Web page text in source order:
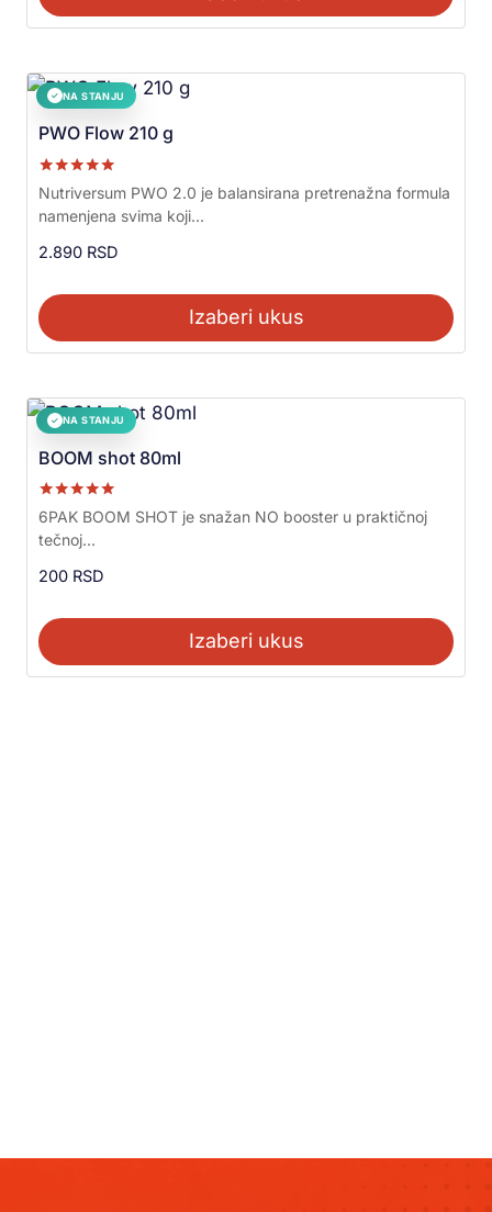
✓ NA STANJU
PWO Flow 210 g
Ocenjeno sa
5.00
od 5
Nutriversum PWO 2.0 je balansirana pretrenažna formula
namenjena svima koji...
2.890 RSD
Izaberi ukus
✓ NA STANJU
BOOM shot 80ml
Ocenjeno sa
5.00
od 5
6PAK BOOM SHOT je snažan NO booster u praktičnoj
tečnoj...
200 RSD
Izaberi ukus